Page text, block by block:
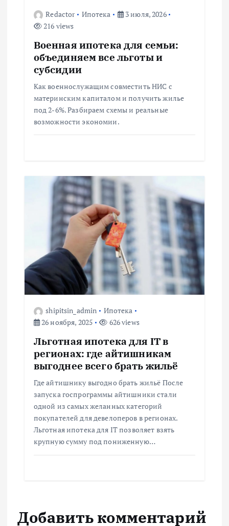
Redactor Ипотека
3 июля, 2026
216 views
Военная ипотека для семьи:
объединяем все льготы и
субсидии
Как военнослужащим совместить НИС с
материнским капиталом и получить жилье
под 2-6%. Разбираем схемы и реальные
возможности экономии.
shipitsin_admin
Ипотека
26 ноября, 2025
626 views
Льготная ипотека для IT в
регионах: где айтишникам
выгоднее всего брать жильё
Где айтишнику выгодно брать жильё После
запуска госпрограммы айтишники стали
одной из самых желанных категорий
покупателей для девелоперов в регионах.
Льготная ипотека для IT позволяет взять
крупную сумму под пониженную…
Добавить комментарий